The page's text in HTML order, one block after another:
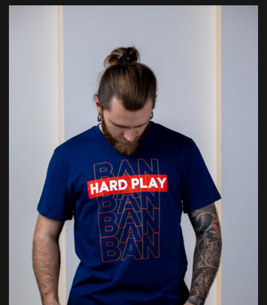
Футболка
«BAN
Серая»
Супер мерч от
любимого
стримера!
Заяц
Розовый
Отличный
своих